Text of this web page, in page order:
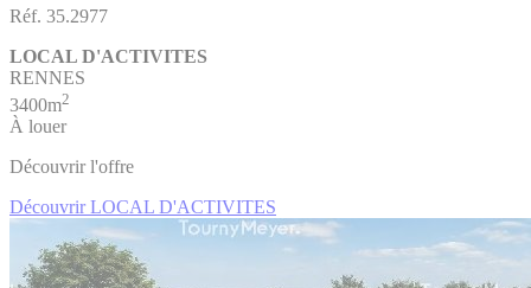
Réf. 35.2977
LOCAL D'ACTIVITES
RENNES
3400m2
À louer
Découvrir l'offre
Découvrir LOCAL D'ACTIVITES